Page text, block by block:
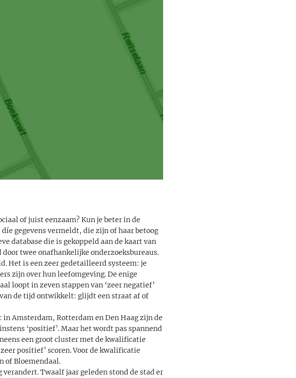
of juist eenzaam? Kun je beter in de
gegevens vermeldt, die zijn of haar betoog
database die is gekoppeld aan de kaart van
twee onafhankelijke onderzoeksbureaus.
Het is een zeer gedetailleerd systeem: je
zijn over hun leefomgeving. De enige
loopt in zeven stappen van ‘zeer negatief’
de tijd ontwikkelt: glijdt een straat af of
Amsterdam, Rotterdam en Den Haag zijn de
‘positief’. Maar het wordt pas spannend
een groot cluster met de kwalificatie
positief’ scoren. Voor de kwalificatie
of Bloemendaal.
Twaalf jaar geleden stond de stad er